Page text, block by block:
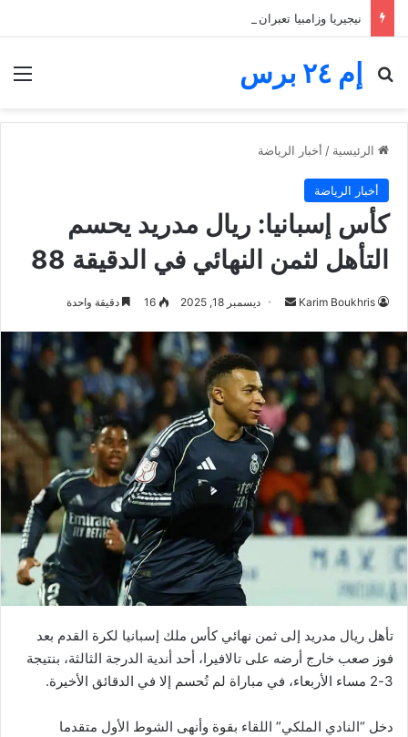
إم ٢٤ برس
بحث عن
الرئيسية / أخبار الرياضة
أخبار الرياضة
كأس إسبانيا: ريال مدريد يحسم
التأهل لثمن النهائي في الدقيقة 88
Karim Boukhris
أرسل
إلكترونيا
ديسمبر 18, 2025 16 دقيقة واحدة
تأهل ريال مدريد إلى ثمن نهائي كأس ملك إسبانيا لكرة القدم بعد
فوز صعب خارج أرضه على تالافيرا، أحد أندية الدرجة الثالثة، بنتيجة
3-2 مساء الأربعاء، في مباراة لم تُحسم إلا في الدقائق الأخيرة.
دخل “النادي الملكي” اللقاء بقوة وأنهى الشوط الأول متقدما